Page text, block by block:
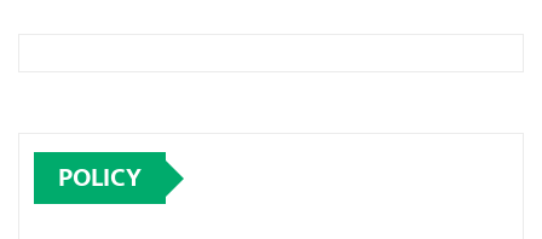
POLICY